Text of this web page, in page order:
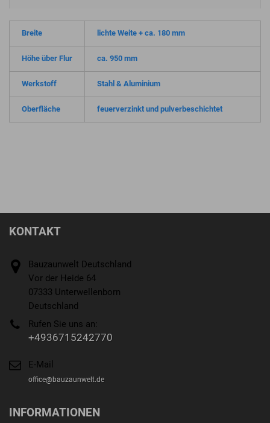
Breite lichte Weite + ca. 180 mm
Höhe über Flur ca. 950 mm
Werkstoff Stahl & Aluminium
Oberfläche feuerverzinkt und pulverbeschichtet
KONTAKT
Bauzaunwelt Deutschland
Vor der Heide 64
07333 Unterwellenborn
Deutschland
Rufen Sie uns an:
+4936715242770
E-Mail
office@bauzaunwelt.de
INFORMATIONEN